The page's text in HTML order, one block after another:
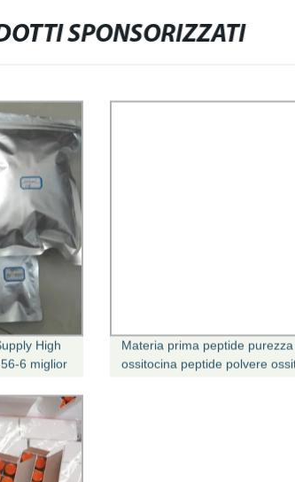
SPONSORIZZATI
High
6 miglior
Materia prima peptide purezza
ossitocina peptide polvere